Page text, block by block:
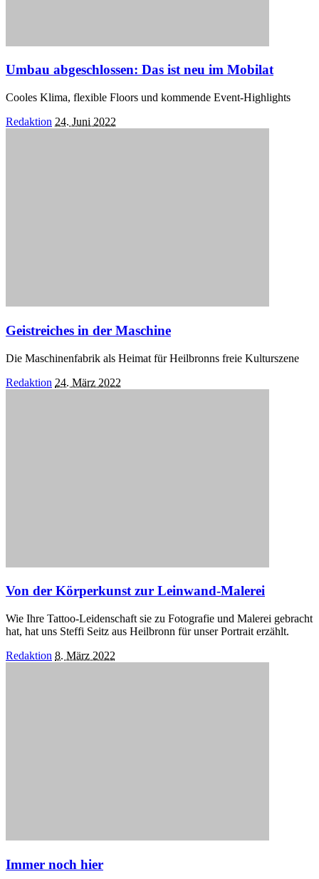
Umbau abgeschlossen: Das ist neu im Mobilat
Cooles Klima, flexible Floors und kommende Event-Highlights
Posted
Redaktion 24. Juni 2022
Geistreiches in der Maschine
Die Maschinenfabrik als Heimat für Heilbronns freie Kulturszene
Posted
Redaktion 24. März 2022
Von der Körperkunst zur Leinwand-Malerei
Wie Ihre Tattoo-Leidenschaft sie zu Fotografie und Malerei gebracht
hat, hat uns Steffi Seitz aus Heilbronn für unser Portrait erzählt.
Posted
Redaktion 8. März 2022
Immer noch hier